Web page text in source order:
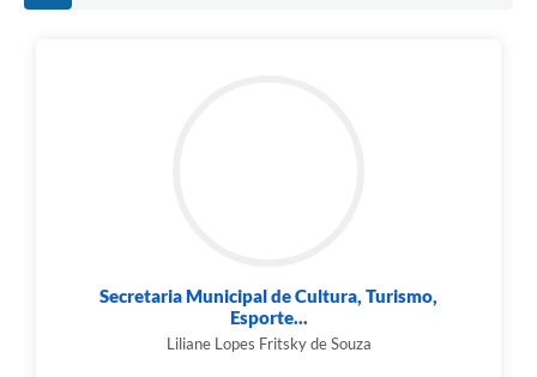
Secretaria Municipal de Cultura, Turismo,
Esporte...
Liliane Lopes Fritsky de Souza